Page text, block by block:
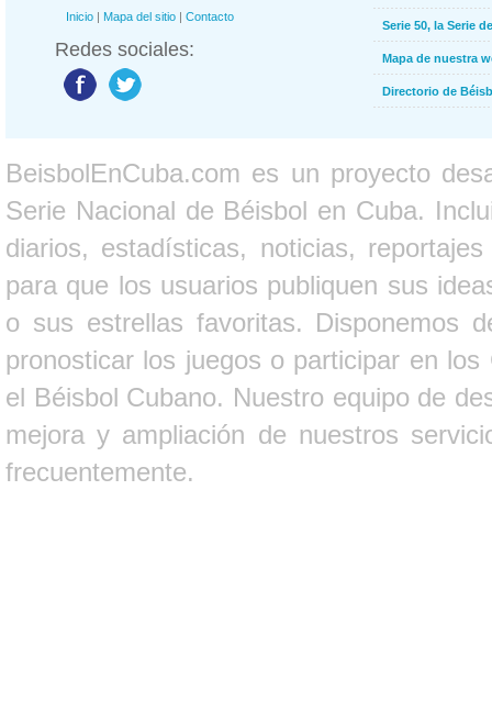
Inicio | Mapa del sitio | Contacto
Redes sociales:
Serie 50, la Serie
Mapa de nuestra
Directorio de
BeisbolEnCuba.com es un proyecto
Serie Nacional de Béisbol en Cuba.
diarios, estadísticas, noticias,
para que los usuarios publiquen sus
o sus estrellas favoritas. Disponemos
pronosticar los juegos o participar en
el Béisbol Cubano. Nuestro equipo de
mejora y ampliación de nuestros
frecuentemente.